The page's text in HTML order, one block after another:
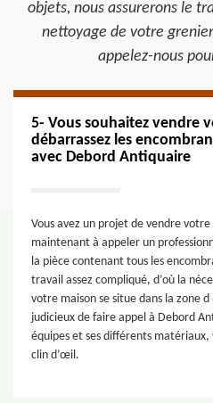
objets, nous assurerons le
nettoyage de votre
appelez-nous
5- Vous souhaitez vendre
débarrassez les
avec Debord Antiquaire
Vous avez un projet de vendre votre
maintenant à appeler un
la pièce contenant tous les
travail assez compliqué, d’où la
votre maison se situe dans la zone
judicieux de faire appel à Debord
équipes et ses différents
clin d’œil.